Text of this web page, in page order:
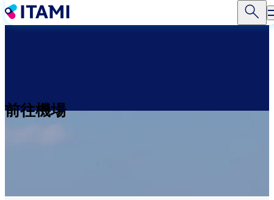
移
至
前往機場